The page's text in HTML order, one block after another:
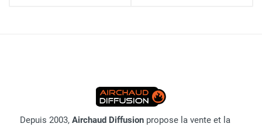
Depuis 2003, Airchaud Diffusion propose la vente et la